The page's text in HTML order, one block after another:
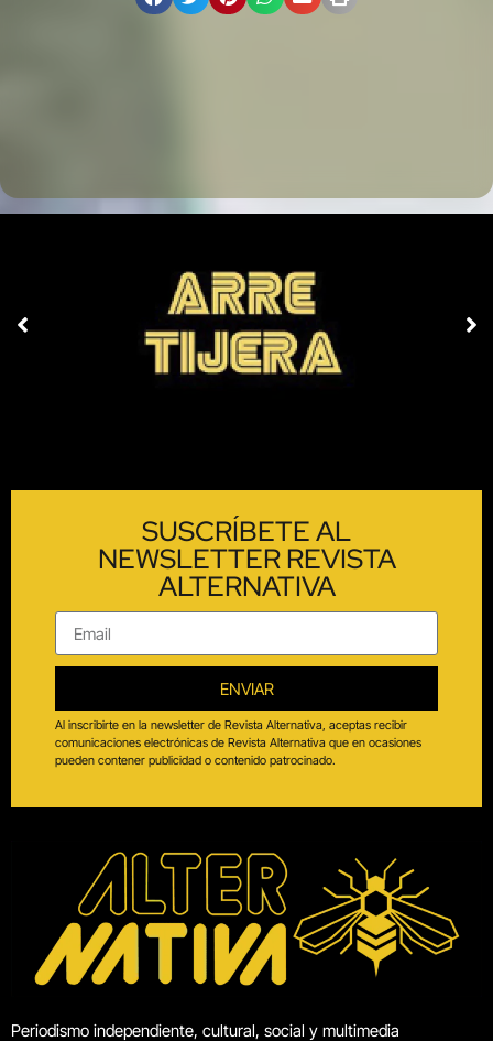
SUSCRÍBETE AL
NEWSLETTER REVISTA
ALTERNATIVA
ENVIAR
Al inscribirte en la newsletter de Revista Alternativa, aceptas recibir
comunicaciones electrónicas de Revista Alternativa que en ocasiones
pueden contener publicidad o contenido patrocinado.
Periodismo independiente, cultural, social y multimedia